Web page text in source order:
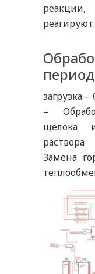
реагируют.
загрузка
–
щелока
Замена